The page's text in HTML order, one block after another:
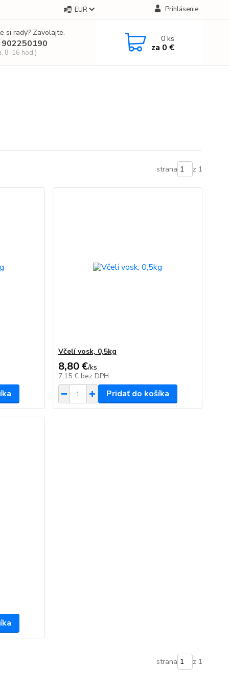
EUR Prihlásenie
si rady? Zavolajte.
8-16 hod.)
0ks
za 0 €
strana z 1
Včelí vosk, 0,5kg
8,80 €/ks
7,15 € bez DPH
Pridať do košíka
strana z 1